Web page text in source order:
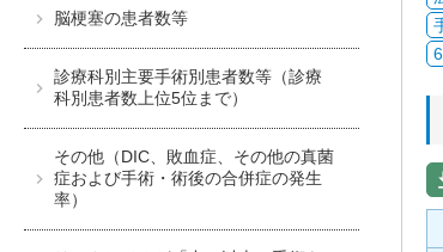
脳梗塞の患者数等
診療科別主要手術別患者数等（診療
科別患者数上位5位まで）
その他（DIC、敗血症、その他の真菌
症および手術・術後の合併症の発生
率）